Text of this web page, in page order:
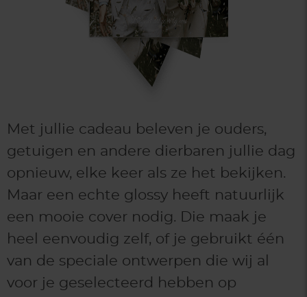
Met jullie cadeau beleven je ouders,
getuigen en andere dierbaren jullie dag
opnieuw, elke keer als ze het bekijken.
Maar een echte glossy heeft natuurlijk
een mooie cover nodig. Die maak je
heel eenvoudig zelf, of je gebruikt één
van de speciale ontwerpen die wij al
voor je geselecteerd hebben op